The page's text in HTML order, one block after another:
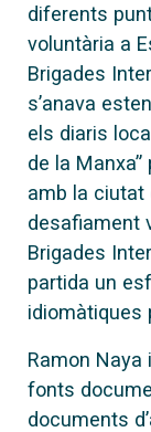
diferents
voluntària a
Brigades
s’anava
els diaris
de la
amb la ciutat
desafiament
Brigades
partida un
idiomàtiques
Ramon Naya
fonts
documents